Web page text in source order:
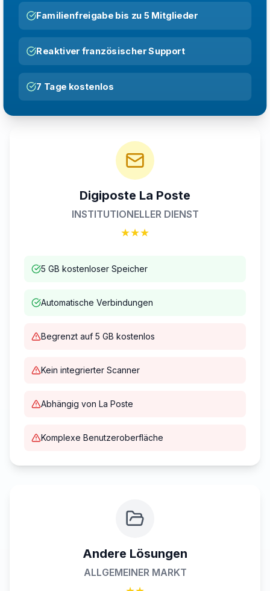
Familienfreigabe bis zu 5 Mitglieder
Reaktiver französischer Support
7 Tage kostenlos
Digiposte La Poste
INSTITUTIONELLER DIENST
★★★
5 GB kostenloser Speicher
Automatische Verbindungen
Begrenzt auf 5 GB kostenlos
Kein integrierter Scanner
Abhängig von La Poste
Komplexe Benutzeroberfläche
Andere Lösungen
ALLGEMEINER MARKT